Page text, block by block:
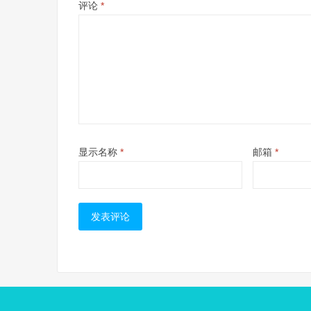
评论 *
显示名称 * 邮箱 *